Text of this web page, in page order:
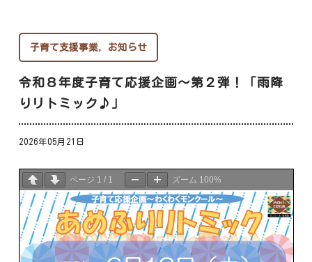
子育て支援事業, お知らせ
令和８年度子育て応援企画～第２弾！「雨降
りリトミック♪」
2026年05月21日
ページ 1 / 1 ズーム 100%